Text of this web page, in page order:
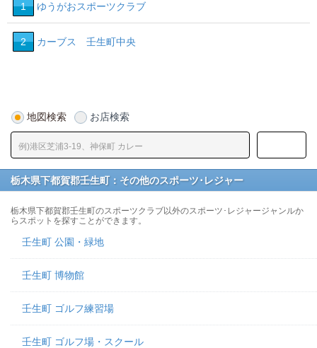
1 ゆうがおスポーツクラブ
2 カーブス 壬生町中央
地図検索 お店検索
栃木県下都賀郡壬生町：その他のスポーツ･レジャー
栃木県下都賀郡壬生町のスポーツクラブ以外のスポーツ･レジャージャンルか
らスポットを探すことができます。
壬生町 公園・緑地
壬生町 博物館
壬生町 ゴルフ練習場
壬生町 ゴルフ場・スクール